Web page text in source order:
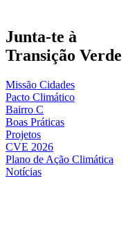
Junta-te à
Transição Verde
Missão Cidades
Pacto Climático
Bairro C
Boas Práticas
Projetos
CVE 2026
Plano de Ação Climática
Notícias